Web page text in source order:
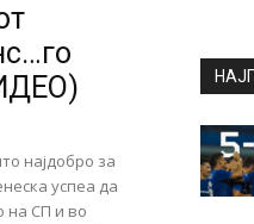
најдобро за
успеа да
на СП и во